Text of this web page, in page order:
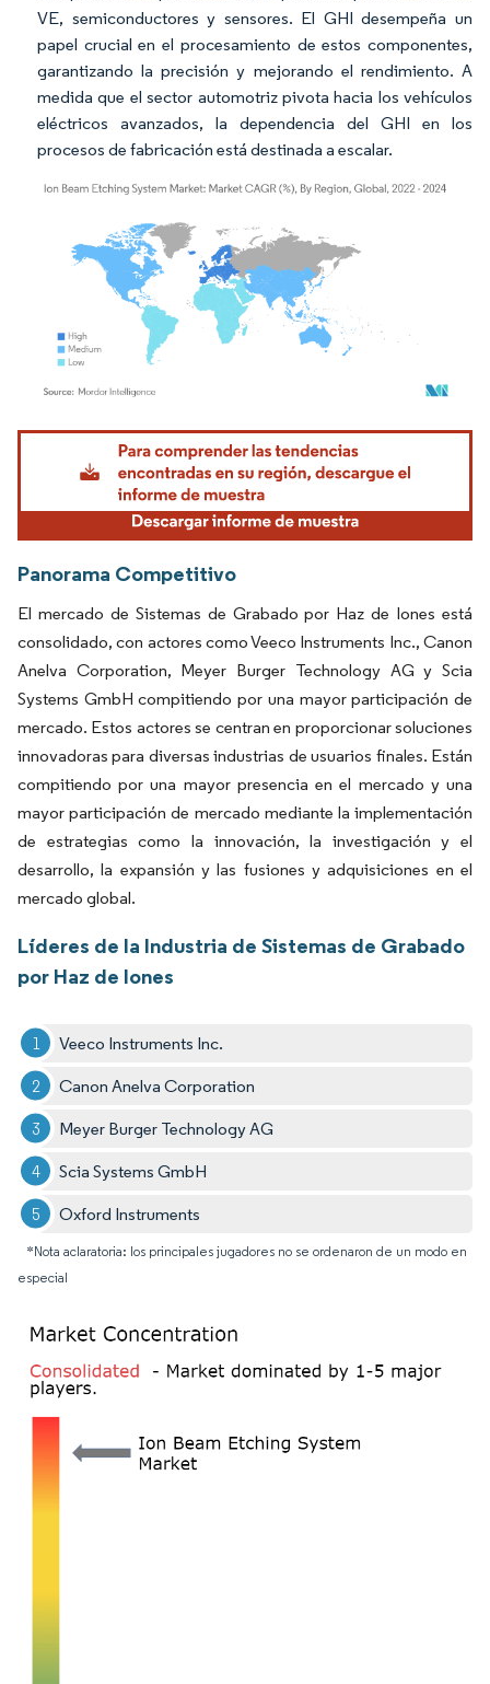
VE, semiconductores y sensores. El GHI desempeña un
papel crucial en el procesamiento de estos componentes,
garantizando la precisión y mejorando el rendimiento. A
medida que el sector automotriz pivota hacia los vehículos
eléctricos avanzados, la dependencia del GHI en los
procesos de fabricación está destinada a escalar.
Imagen © Mordor Intelligence. El uso requiere atribución según CC BY 4.0.
Panorama Competitivo
El mercado de Sistemas de Grabado por Haz de Iones está
consolidado, con actores como Veeco Instruments Inc., Canon
Anelva Corporation, Meyer Burger Technology AG y Scia
Systems GmbH compitiendo por una mayor participación de
mercado. Estos actores se centran en proporcionar soluciones
innovadoras para diversas industrias de usuarios finales. Están
compitiendo por una mayor presencia en el mercado y una
mayor participación de mercado mediante la implementación
de estrategias como la innovación, la investigación y el
desarrollo, la expansión y las fusiones y adquisiciones en el
mercado global.
Líderes de la Industria de Sistemas de Grabado
por Haz de Iones
Veeco Instruments Inc.
Canon Anelva Corporation
Meyer Burger Technology AG
Scia Systems GmbH
Oxford Instruments
*Nota aclaratoria: los principales jugadores no se ordenaron de un modo en
especial